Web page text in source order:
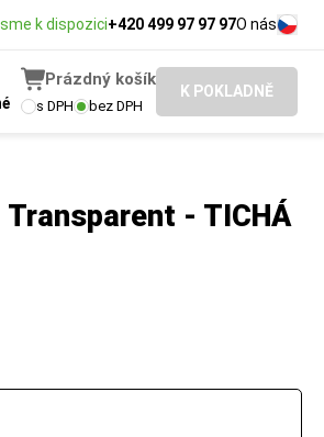
k dispozici+420 499 97 97 97O nás
Prázdný košík
s DPH bez DPH
K POKLADNĚ
- TICHÁ